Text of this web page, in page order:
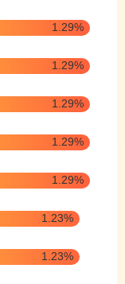
1.29%
1.29%
1.29%
1.29%
1.29%
1.23%
1.23%